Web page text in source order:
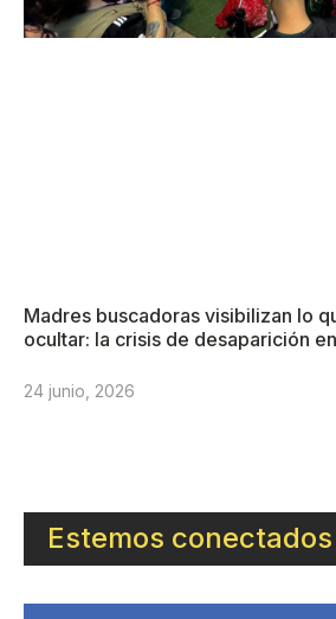
Madres buscadoras visibilizan lo
ocultar: la crisis de desaparición
24 junio, 2026
Estemos conectados